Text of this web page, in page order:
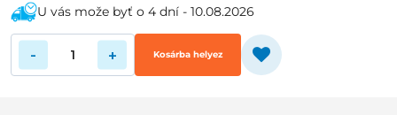
U vás može byť o 4 dní - 10.08.2026
- + Kosárba helyez